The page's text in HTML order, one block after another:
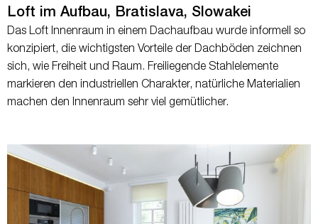
Loft im Aufbau, Bratislava, Slowakei
Das Loft Innenraum in einem Dachaufbau wurde informell so
konzipiert, die wichtigsten Vorteile der Dachböden zeichnen
sich, wie Freiheit und Raum. Freiliegende Stahlelemente
markieren den industriellen Charakter, natürliche Materialien
machen den Innenraum sehr viel gemütlicher.